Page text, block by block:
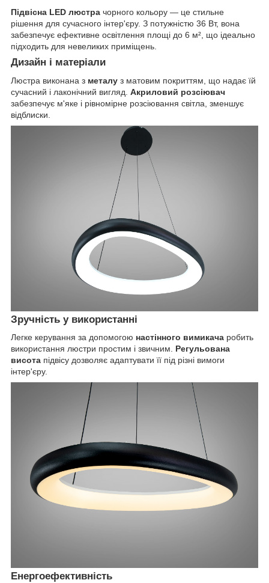
Підвісна LED люстра чорного кольору — це стильне
рішення для сучасного інтер'єру. З потужністю 36 Вт, вона
забезпечує ефективне освітлення площі до 6 м², що ідеально
підходить для невеликих приміщень.
Дизайн і матеріали
Люстра виконана з металу з матовим покриттям, що надає їй
сучасний і лаконічний вигляд. Акриловий розсіювач
забезпечує м'яке і рівномірне розсіювання світла, зменшує
відблиски.
Зручність у використанні
Легке керування за допомогою настінного вимикача робить
використання люстри простим і звичним. Регульована
висота підвісу дозволяє адаптувати її під різні вимоги
інтер'єру.
Енергоефективність